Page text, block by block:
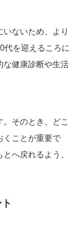
ないため、より
代を迎えるころに
な健康診断や生活
そのとき、どこ
くことが重要で
へ戻れるよう、